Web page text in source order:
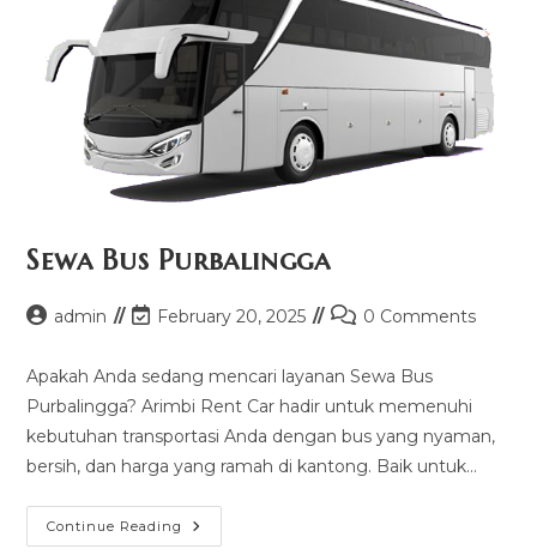
Sewa Bus Purbalingga
Postadmin
Post
modified:
February 20, 2025
Post0 Comments
Apakah Anda sedang mencari layanan Sewa Bus
Purbalingga? Arimbi Rent Car hadir untuk memenuhi
kebutuhan transportasi Anda dengan bus yang nyaman,
bersih, dan harga yang ramah di kantong. Baik untuk…
Continue Reading Sewa
Bus